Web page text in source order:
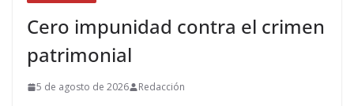
Cero impunidad contra el crimen
patrimonial
5 de agosto de 2026 Redacción